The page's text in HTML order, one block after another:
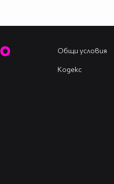
Общи условия
Кодекс